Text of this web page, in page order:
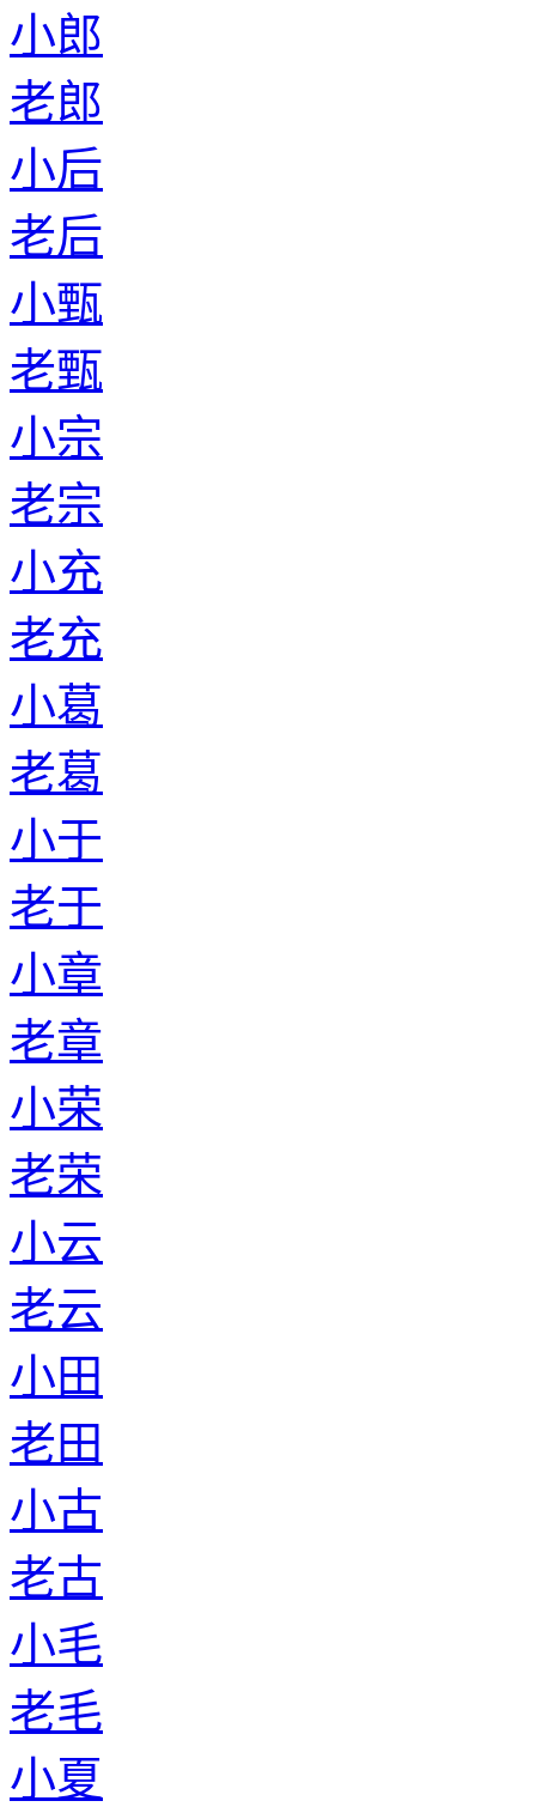
小郎
老郎
小后
老后
小甄
老甄
小宗
老宗
小充
老充
小葛
老葛
小于
老于
小章
老章
小荣
老荣
小云
老云
小田
老田
小古
老古
小毛
老毛
小夏